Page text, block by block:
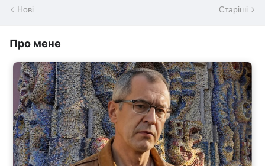
Нові Старіші
Про мене